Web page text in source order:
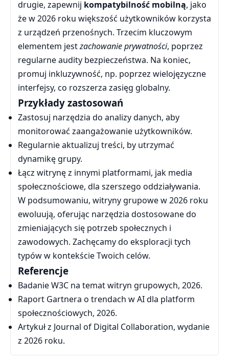
drugie, zapewnij kompatybilność mobilną, jako
że w 2026 roku większość użytkowników korzysta
z urządzeń przenośnych. Trzecim kluczowym
elementem jestzachowanie prywatności, poprzez
regularne audity bezpieczeństwa. Na koniec,
promuj inkluzywność, np. poprzez wielojęzyczne
interfejsy, co rozszerza zasięg globalny.
Przykłady zastosowań
Zastosuj narzędzia do analizy danych, aby
monitorować zaangażowanie użytkowników.
Regularnie aktualizuj treści, by utrzymać
dynamikę grupy.
Łącz witrynę z innymi platformami, jak media
społecznościowe, dla szerszego oddziaływania.
W podsumowaniu, witryny grupowe w 2026 roku
ewoluują, oferując narzędzia dostosowane do
zmieniających się potrzeb społecznych i
zawodowych. Zachęcamy do eksploracji tych
typów w kontekście Twoich celów.
Referencje
Badanie W3C na temat witryn grupowych, 2026.
Raport Gartnera o trendach w AI dla platform
społecznościowych, 2026.
Artykuł z Journal of Digital Collaboration, wydanie
z 2026 roku.